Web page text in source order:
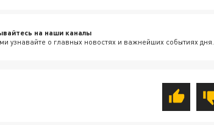
на наши каналы
узнавайте о главных новостях и важнейших событиях дня.